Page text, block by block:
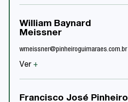
William Baynard
Meissner
wmeissner@pinheiroguimaraes.com.br
Ver +
Francisco José Pinheiro